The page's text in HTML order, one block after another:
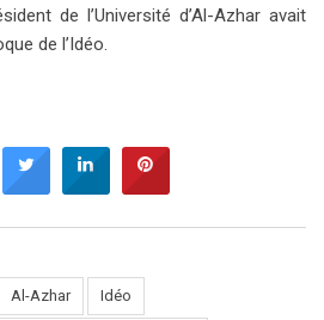
de l’Université d’Al-Azhar avait
de l’Idéo.
Al-Azhar Idéo